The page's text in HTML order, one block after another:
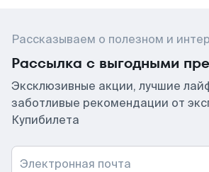
Рассказываем о полезном и
Рассылка с выгодными
Эксклюзивные акции, лучшие
заботливые рекомендации от
Купибилета
Электронная почта